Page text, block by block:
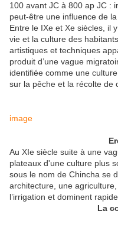
100 avant JC à 800 ap JC :
peut-être une influence de
Entre le IXe et Xe siècles, il
vie et la culture des
artistiques et techniques
produit d’une vague
identifiée comme une
sur la pêche et la récolte de
image
Au XIe siècle suite à une
plateaux d'une culture plus
sous le nom de Chincha se
architecture, une
l’irrigation et dominent
La